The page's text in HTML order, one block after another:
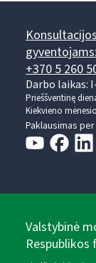
+370 5 260
Darbo laikas:
Prieššventinę
Kiekvieno
Paklausimas per
Valstybinė